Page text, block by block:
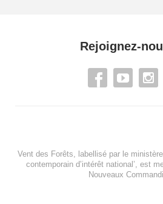
Rejoignez-
Vent des Forêts, labellisé par le ministère
contemporain d’intérêt national’, est
Nouveaux